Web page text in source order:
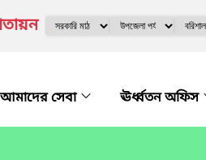
আমাদের সেবা ঊর্ধ্বতন অফিস